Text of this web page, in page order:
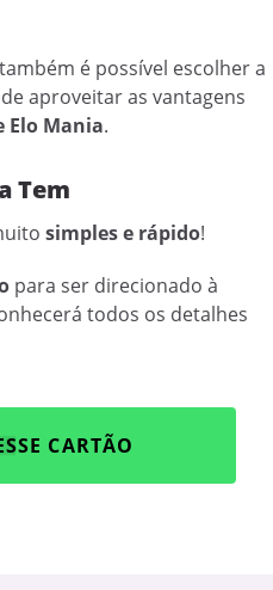
é possível escolher a
aproveitar as vantagens
Elo Mania.
Tem
simples e rápido!
para ser direcionado à
todos os detalhes
CARTÃO